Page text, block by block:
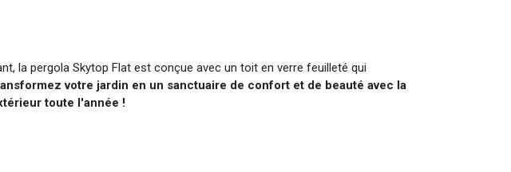
la pergola Skytop Flat est conçue avec un toit en verre feuilleté qui
votre jardin en un sanctuaire de confort et de beauté avec la
toute l'année !